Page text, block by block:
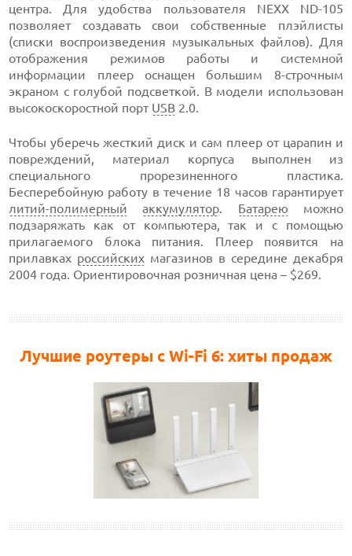
центра. Для удобства пользователя NEXX ND-105
позволяет создавать свои собственные плэйлисты
(списки воспроизведения музыкальных файлов). Для
отображения режимов работы и системной
информации плеер оснащен большим 8-строчным
экраном с голубой подсветкой. В модели использован
высокоскоростной порт USB 2.0.
Чтобы уберечь жесткий диск и сам плеер от царапин и
повреждений, материал корпуса выполнен из
специального прорезиненного пластика.
Бесперебойную работу в течение 18 часов гарантирует
литий-полимерный
аккумулятор. Батарею можно
подзаряжать как от компьютера, так и с помощью
прилагаемого блока питания. Плеер появится на
прилавках российских магазинов в середине декабря
2004 года. Ориентировочная розничная цена – $269.
Лучшие роутеры с Wi-Fi 6: хиты продаж